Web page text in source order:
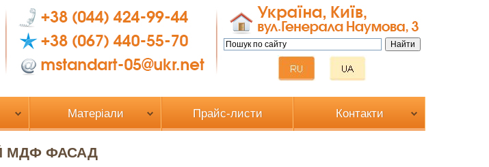
Матеріали Прайс-листи Контакти
МДФ ФАСАД